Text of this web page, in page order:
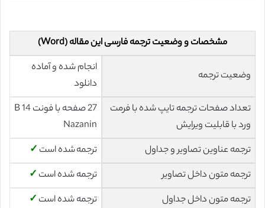
مشخصات و وضعیت ترجمه فارسی این مقاله (Word)
وضعیت ترجمه
انجام شده و آماده
دانلود
تعداد صفحات ترجمه تایپ شده با فرمت
ورد با قابلیت ویرایش
27 صفحه با فونت 14 B
Nazanin
ترجمه عناوین تصاویر و جداول
ترجمه شده است ✓
ترجمه متون داخل تصاویر
ترجمه شده است ✓
ترجمه متون داخل جداول
ترجمه شده است ✓